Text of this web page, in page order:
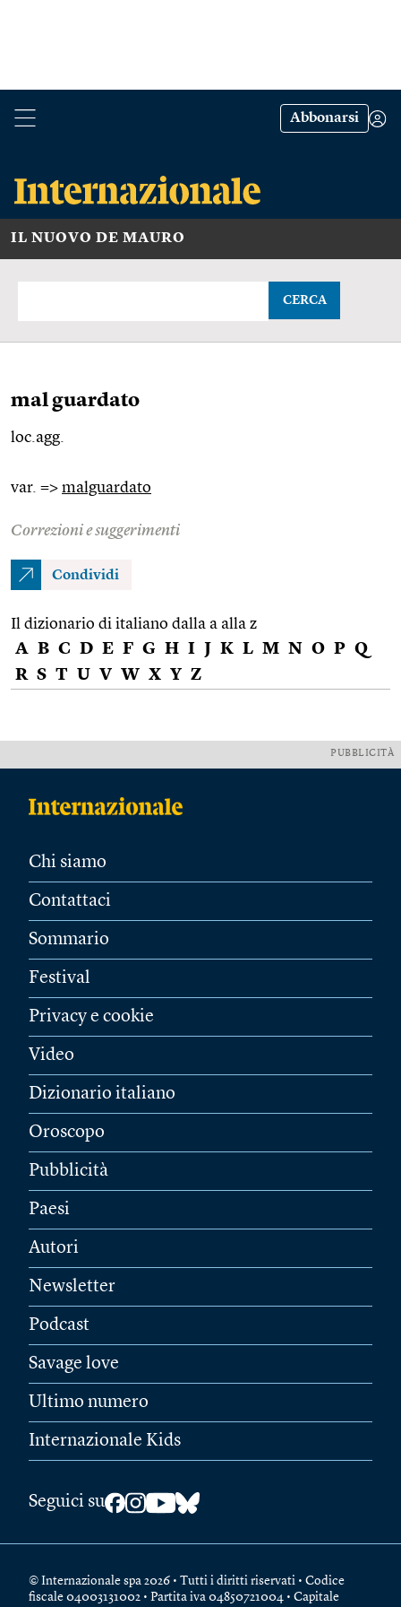
Abbonarsi
IL NUOVO DE MAURO
CERCA
mal guardato
loc.agg.
var. => malguardato
Correzioni e suggerimenti
Condividi
Il dizionario di italiano dalla a alla z
A B C D E F G H I J K L M N O P Q
R S T U V W X Y Z
PUBBLICITÀ
Chi siamo
Contattaci
Sommario
Festival
Privacy e cookie
Video
Dizionario italiano
Oroscopo
Pubblicità
Paesi
Autori
Newsletter
Podcast
Savage love
Ultimo numero
Internazionale Kids
Seguici su
© Internazionale spa 2026 • Tutti i diritti riservati • Codice
fiscale 04003131002 • Partita iva 04850721004 • Capitale